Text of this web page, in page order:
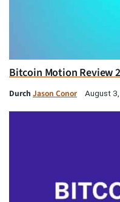
Bitcoin Motion Review
Durch Jason Conor August